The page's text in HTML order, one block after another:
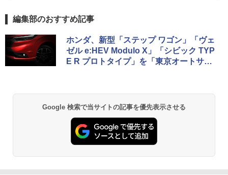
編集部のおすすめ記事
ホンダ、新型「ステップ ワゴン」「ヴェ
ゼル e:HEV Modulo X」「シビック TYP
E R プロトタイプ」を「東京オートサロ
Google 検索で当サイトの記事を優先表示させる